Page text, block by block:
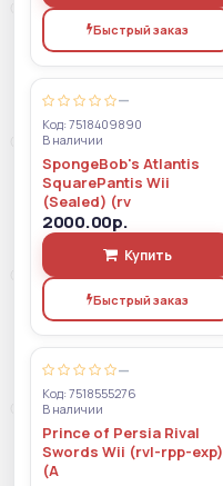
Быстрый заказ
—
Код: 7518409890
В наличии
SpongeBob's Atlantis
SquarePantis Wii
(Sealed) (rv
2000.00р.
Купить
Быстрый заказ
—
Код: 7518555276
В наличии
Prince of Persia Rival
Swords Wii (rvl-rpp-exp)
(А